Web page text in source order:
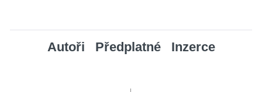
Autoři Předplatné Inzerce